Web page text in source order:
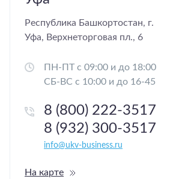
Республика Башкортостан, г.
Уфа, Верхнеторговая пл., 6
На карте
ПН-ПТ с 09:00 и до 18:00
СБ-ВС с 10:00 и до 16-45
8 (800) 222-3517
8 (932) 300-3517
info@ukv-business.ru